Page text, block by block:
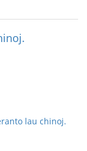
lau chinoj.